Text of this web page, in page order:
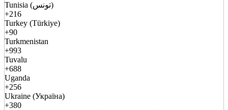
Tunisia (تونس)
+216
Turkey (Türkiye)
+90
Turkmenistan
+993
Tuvalu
+688
Uganda
+256
Ukraine (Україна)
+380